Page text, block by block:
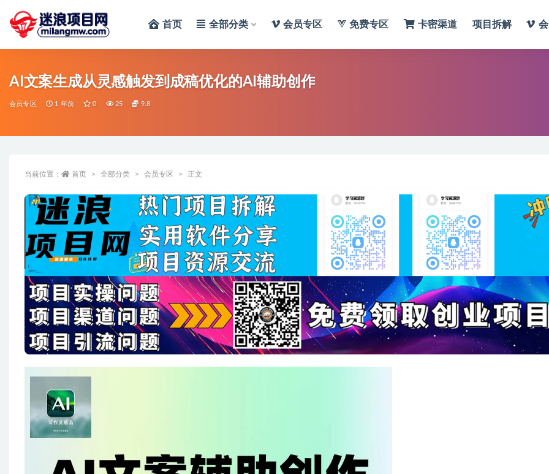
首页 全部分类 会员专区 免费专区 卡密渠道 项目拆解
AI文案生成从灵感触发到成稿优化的AI辅助创作
会员专区 1 年前 0 25 9.8
当前位置： 首页 全部分类 会员专区 正文